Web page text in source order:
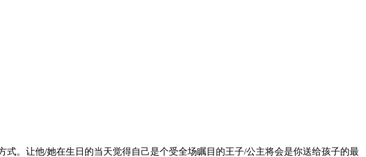
。让他/她在生日的当天觉得自己是个受全场瞩目的王子/公主将会是你送给孩子的最